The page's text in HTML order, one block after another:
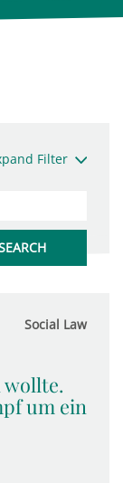
Filter
Social Law
wollte.
um ein